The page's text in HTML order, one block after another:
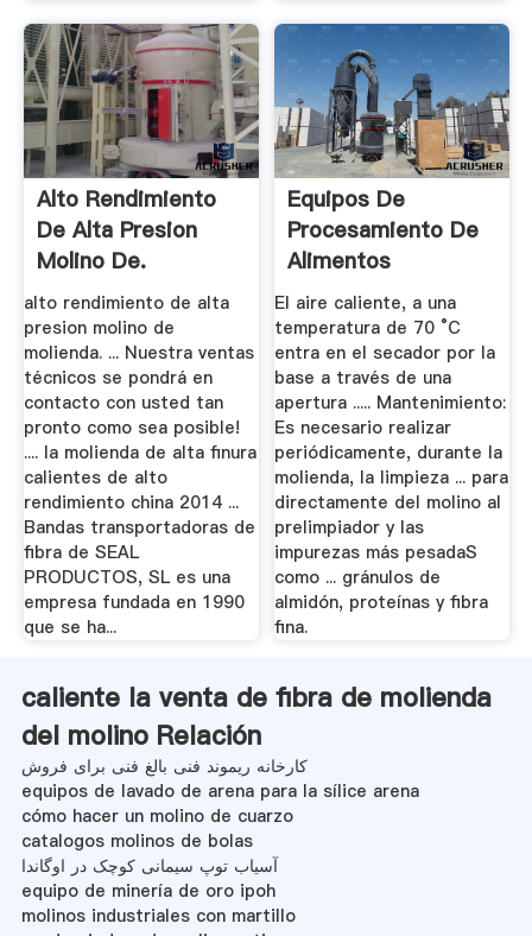
Alto Rendimiento
De Alta Presion
Molino De.
alto rendimiento de alta
presion molino de
molienda. ... Nuestra ventas
técnicos se pondrá en
contacto con usted tan
pronto como sea posible!
.... la molienda de alta finura
calientes de alto
rendimiento china 2014 ...
Bandas transportadoras de
fibra de SEAL
PRODUCTOS, SL es una
empresa fundada en 1990
que se ha...
Equipos De
Procesamiento De
Alimentos
El aire caliente, a una
temperatura de 70 °C
entra en el secador por la
base a través de una
apertura ..... Mantenimiento:
Es necesario realizar
periódicamente, durante la
molienda, la limpieza ... para
directamente del molino al
prelimpiador y las
impurezas más pesadaS
como ... gránulos de
almidón, proteínas y fibra
fina.
caliente la venta de fibra de molienda
del molino Relación
کارخانه ریموند فنی بالغ فنی برای فروش
equipos de lavado de arena para la sílice arena
cómo hacer un molino de cuarzo
catalogos molinos de bolas
آسیاب توپ سیمانی کوچک در اوگاندا
equipo de minería de oro ipoh
molinos industriales con martillo